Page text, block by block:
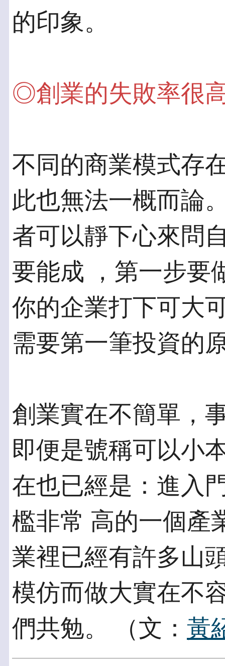
的印象。
◎創業的失敗率很
不同的商業模式存
此也無法一概而論
者可以靜下心來問
要能成 ，第一步要
你的企業打下可大
需要第一筆投資的
創業實在不簡單，
即便是號稱可以小
在也已經是：進入
檻非常 高的一個產
業裡已經有許多山
模仿而做大實在不
們共勉。 （文： 黃